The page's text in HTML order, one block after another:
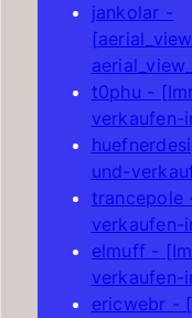
jankolar -
t0phu -
verkaufen-
und-
trancepole
verkaufen-
elmuff -
verkaufen-
ericwebr -